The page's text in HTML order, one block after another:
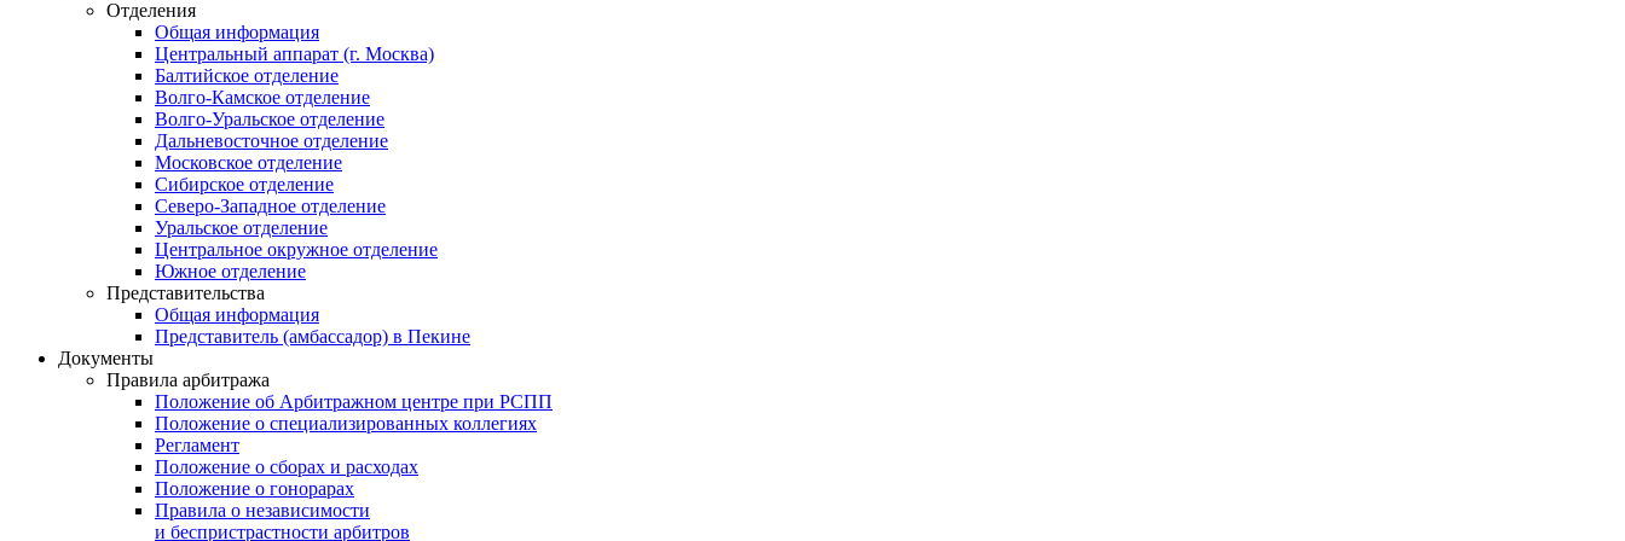
Отделения
Общая информация
Центральный аппарат (г. Москва)
Балтийское отделение
Волго-Камское отделение
Волго-Уральское отделение
Дальневосточное отделение
Московское отделение
Сибирское отделение
Северо-Западное отделение
Уральское отделение
Центральное окружное отделение
Южное отделение
Представительства
Общая информация
Представитель (амбассадор) в Пекине
Документы
Правила арбитража
Положение об Арбитражном центре при РСПП
Положение о специализированных коллегиях
Регламент
Положение о сборах и расходах
Положение о гонорарах
Правила о независимости
и беспристрастности арбитров